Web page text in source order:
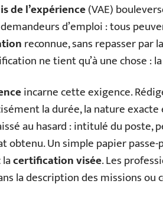
de l’expérience(VAE)
d’emploi : tous
reconnue, sans repasser par
ne tient qu’à une chose :
incarne cette exigence.
la durée, la nature
au hasard : intitulé du
obtenu. Un simple papier
certification visée. Les
la description des missions ou